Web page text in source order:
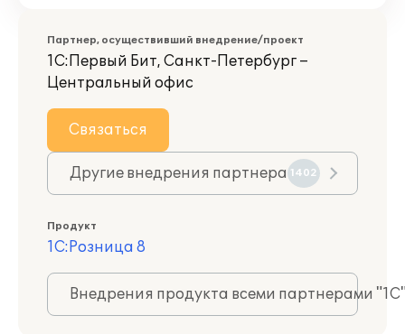
Партнер, осуществивший внедрение/проект
1С:Первый Бит, Санкт-Петербург –
Центральный офис
Связаться
Другие внедрения партнера 1402
Продукт
1С:Розница 8
Внедрения продукта всеми партнерами